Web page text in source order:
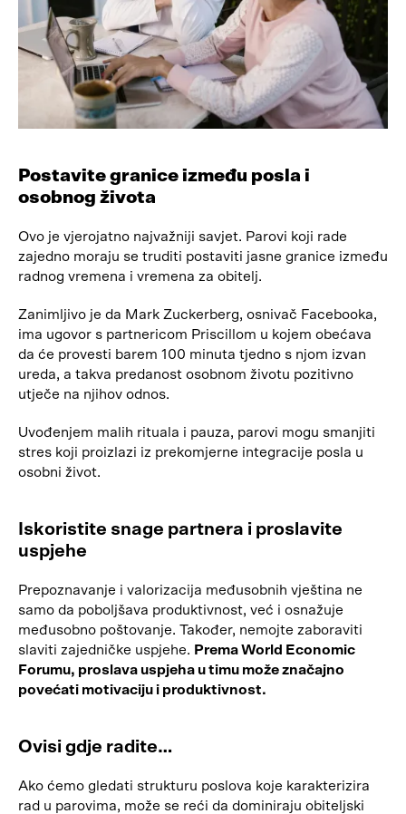
Postavite granice između posla i
osobnog života
Ovo je vjerojatno najvažniji savjet. Parovi koji rade
zajedno moraju se truditi postaviti jasne granice između
radnog vremena i vremena za obitelj.
Zanimljivo je da Mark Zuckerberg, osnivač Facebooka,
ima ugovor s partnericom Priscillom u kojem obećava
da će provesti barem 100 minuta tjedno s njom izvan
ureda, a takva predanost osobnom životu pozitivno
utječe na njihov odnos.
Uvođenjem malih rituala i pauza, parovi mogu smanjiti
stres koji proizlazi iz prekomjerne integracije posla u
osobni život.
Iskoristite snage partnera i proslavite
uspjehe
Prepoznavanje i valorizacija međusobnih vještina ne
samo da poboljšava produktivnost, već i osnažuje
međusobno poštovanje. Također, nemojte zaboraviti
slaviti zajedničke uspjehe. Prema World Economic
Forumu, proslava uspjeha u timu može značajno
povećati motivaciju i produktivnost.
Ovisi gdje radite…
Ako ćemo gledati strukturu poslova koje karakterizira
rad u parovima, može se reći da dominiraju obiteljski